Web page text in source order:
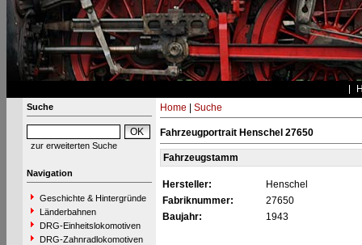
Suche
zur erweiterten Suche
Navigation
Geschichte & Hintergründe
Länderbahnen
DRG-Einheitslokomotiven
DRG-Zahnradlokomotiven
Home Suche
Fahrzeugportrait Henschel 27650
Fahrzeugstamm
Hersteller:
Henschel
Fabriknummer:
27650
Baujahr:
1943